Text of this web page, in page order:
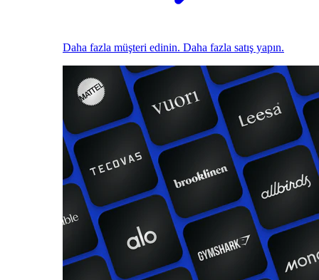
Daha fazla müşteri edinin. Daha fazla satış yapın.